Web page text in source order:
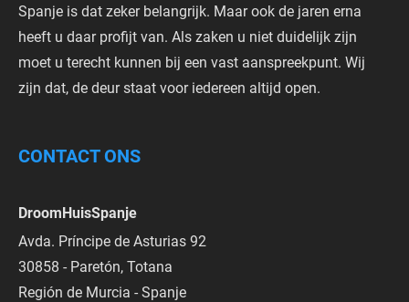
Spanje is dat zeker belangrijk. Maar ook de jaren erna
heeft u daar profijt van. Als zaken u niet duidelijk zijn
moet u terecht kunnen bij een vast aanspreekpunt. Wij
zijn dat, de deur staat voor iedereen altijd open.
CONTACT ONS
DroomHuisSpanje
Avda. Príncipe de Asturias 92
30858 - Paretón, Totana
Región de Murcia - Spanje